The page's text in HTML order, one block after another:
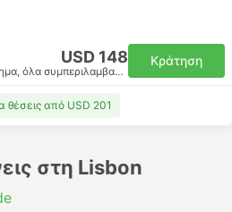
USD 148
όχημα, όλα συμπεριλαμβανομένου
Κράτηση
θέσεις από USD 201
στη Lisbon